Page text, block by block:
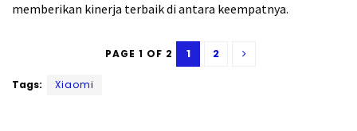
memberikan kinerja terbaik di antara keempatnya.
PAGE 1 OF 2 1 2
Tags: Xiaomi